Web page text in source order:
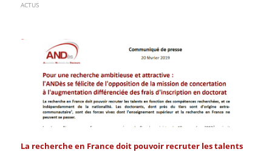
ACTUS
La recherche en France doit pouvoir recruter les talents